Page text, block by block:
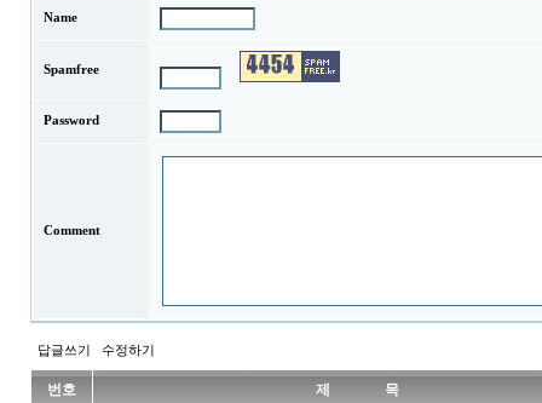
Name
Spamfree
Password
Comment
답글쓰기 수정하기
번호 제 목